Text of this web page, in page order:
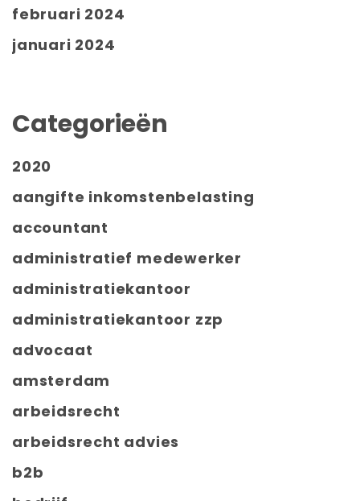
februari 2024
januari 2024
Categorieën
2020
aangifte inkomstenbelasting
accountant
administratief medewerker
administratiekantoor
administratiekantoor zzp
advocaat
amsterdam
arbeidsrecht
arbeidsrecht advies
b2b